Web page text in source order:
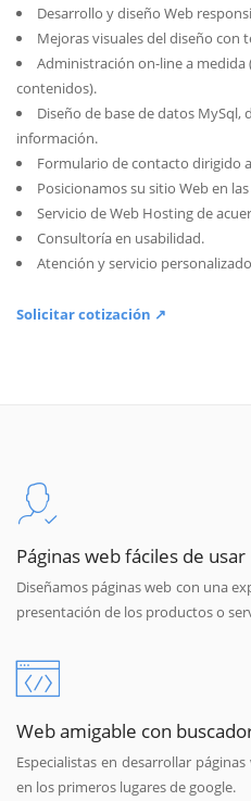
Desarrollo y diseño Web
Mejoras visuales del diseño con
Administración on-line a medida
contenidos).
Diseño de base de datos MySql,
información.
Formulario de contacto dirigido
Posicionamos su sitio Web en
Servicio de Web Hosting de
Consultoría en usabilidad.
Atención y servicio
Solicitar cotización ↗
Páginas web fáciles de usar
Diseñamos páginas web con una
presentación de los productos o
Web amigable con
Especialistas en desarrollar
en los primeros lugares de google.